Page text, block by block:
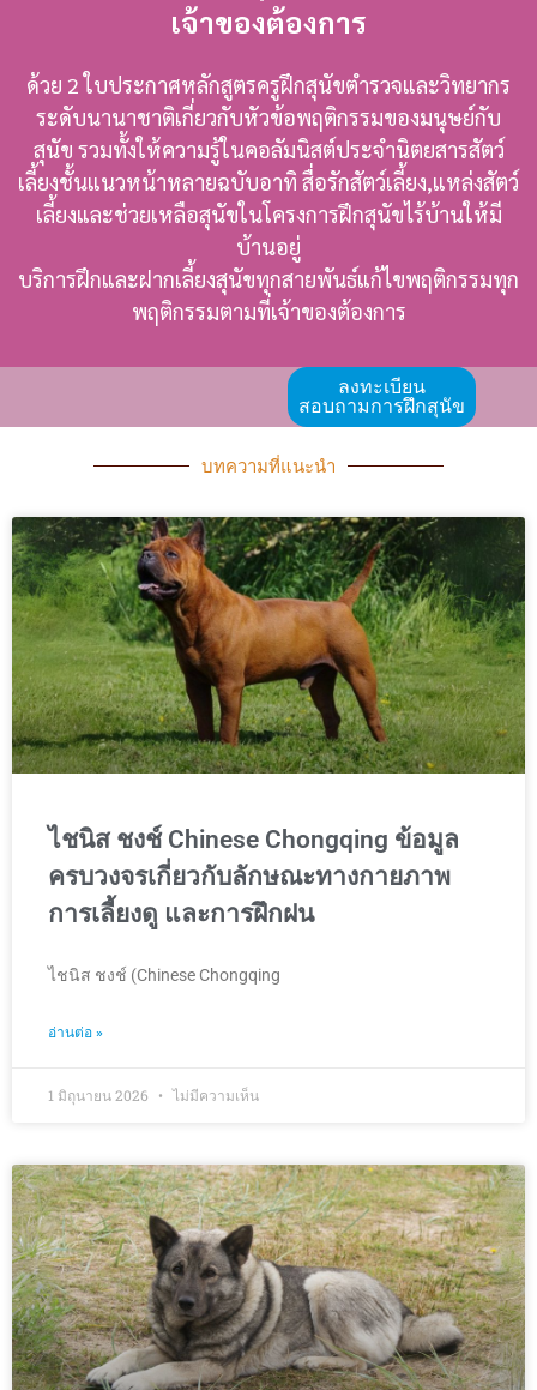
เจ้าของต้องการ
ด้วย 2 ใบประกาศหลักสูตรครูฝึกสุนัขตำรวจและวิทยากร
ระดับนานาชาติเกี่ยวกับหัวข้อพฤติกรรมของมนุษย์กับ
สุนัข รวมทั้งให้ความรู้ในคอลัมนิสต์ประจำนิตยสารสัตว์
เลี้ยงชั้นแนวหน้าหลายฉบับอาทิ สื่อรักสัตว์เลี้ยง,แหล่งสัตว์
เลี้ยงและช่วยเหลือสุนัขในโครงการฝึกสุนัขไร้บ้านให้มี
บ้านอยู่
บริการฝึกและฝากเลี้ยงสุนัขทุกสายพันธ์แก้ไขพฤติกรรมทุก
พฤติกรรมตามที่เจ้าของต้องการ
ลงทะเบียน
สอบถามการฝึกสุนัข
บทความที่แนะนำ
ไชนิส ชงช์ Chinese Chongqing ข้อมูล
ครบวงจรเกี่ยวกับลักษณะทางกายภาพ
การเลี้ยงดู และการฝึกฝน
ไชนิส ชงช์ (Chinese Chongqing
อ่านต่อ »
1 มิถุนายน 2026 ไม่มีความเห็น